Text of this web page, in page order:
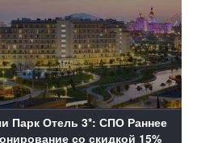
Парк Отель 3*: СПО Раннее
со скидкой 15%